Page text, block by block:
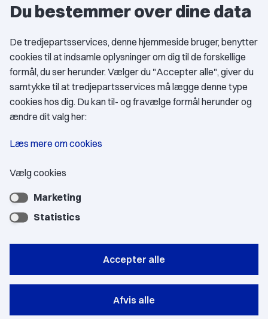
Studentergrupper
Medlemskab
Fordele som medlem
Kontingent
Bliv medlem
Du bestemmer over dine data
De tredjepartsservices, denne hjemmeside bruger, benytter
cookies til at indsamle oplysninger om dig til de forskellige
formål, du ser herunder. Vælger du "Accepter alle", giver du
samtykke til at tredjepartsservices må lægge denne type
cookies hos dig. Du kan til- og fravælge formål herunder og
ændre dit valg her:
Læs mere om cookies
Vælg cookies
Marketing
Statistics
Accepter alle
Afvis alle